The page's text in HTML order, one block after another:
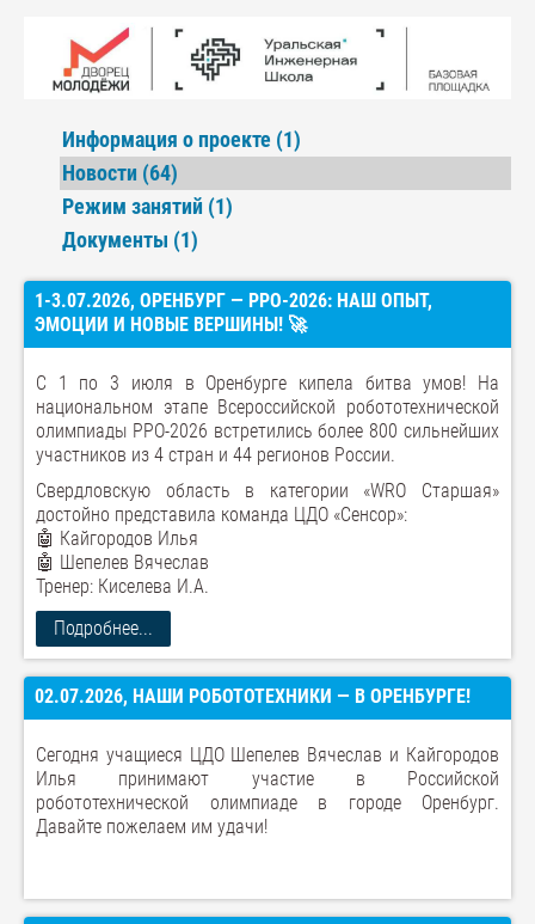
Информация о проекте (1)
Новости (64)
Режим занятий (1)
Документы (1)
1-3.07.2026, ОРЕНБУРГ — РРО-2026: НАШ ОПЫТ,
ЭМОЦИИ И НОВЫЕ ВЕРШИНЫ! 🚀
С 1 по 3 июля в Оренбурге кипела битва умов! На
национальном этапе Всероссийской робототехнической
олимпиады РРО-2026 встретились более 800 сильнейших
участников из 4 стран и 44 регионов России.
Свердловскую область в категории «WRO Старшая»
достойно представила команда ЦДО «Сенсор»:
🤖 Кайгородов Илья
🤖 Шепелев Вячеслав
Тренер: Киселева И.А.
Подробнее...
02.07.2026, НАШИ РОБОТОТЕХНИКИ — В ОРЕНБУРГЕ!
Сегодня учащиеся ЦДО Шепелев Вячеслав и Кайгородов
Илья принимают участие в Российской
робототехнической олимпиаде в городе Оренбург.
Давайте пожелаем им удачи!